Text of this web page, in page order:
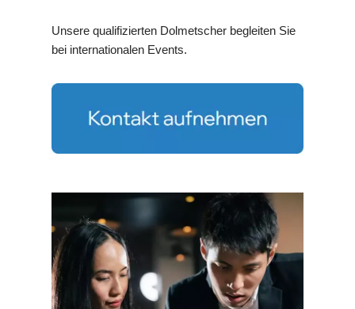
Unsere qualifizierten Dolmetscher begleiten Sie
bei internationalen Events.